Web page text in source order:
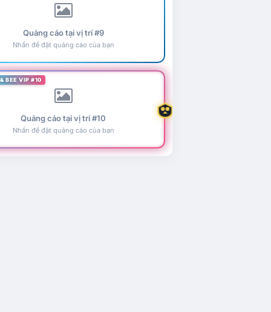
Quảng cáo tại vị trí #9
Nhấn để đặt quảng cáo của bạn
BEE VIP #10
Quảng cáo tại vị trí #10
Nhấn để đặt quảng cáo của bạn